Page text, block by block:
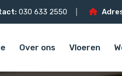
030 633 2550
Over ons Vloeren